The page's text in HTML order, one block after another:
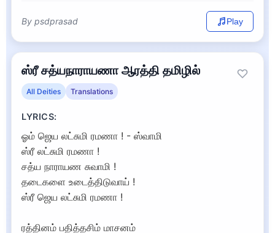
By psdprasad Play
ஸ்ரீ சத்யநாராயணா ஆரத்தி தமிழில்
All Deities Translations
LYRICS:
ஓம் ஜெய லட்சுமி ரமணா ! - ஸ்வாமி
ஸ்ரீ லட்சுமி ரமணா !
சத்ய நாராயண சுவாமி !
தடைகளை உடைத்திடுவாய் !
ஸ்ரீ ஜெய லட்சுமி ரமணா !
ரத்தினம் பதித்தசிம் மாசனம்